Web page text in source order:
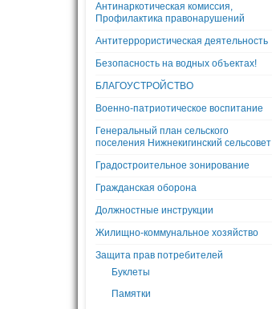
Антинаркотическая комиссия,
Профилактика правонарушений
Антитеррористическая деятельность
Безопасность на водных объектах!
БЛАГОУСТРОЙСТВО
Военно-патриотическое воспитание
Генеральный план сельского
поселения Нижнекигинский сельсовет
Градостроительное зонирование
Гражданская оборона
Должностные инструкции
Жилищно-коммунальное хозяйство
Защита прав потребителей
Буклеты
Памятки